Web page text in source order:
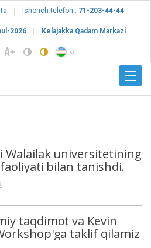
Ishonch telefoni: 71-203-44-44
2026 Kelajakka Qadam Markazi
Walailak universitetining
bilan tanishdi.
taqdimot va Kevin
taklif qilamiz